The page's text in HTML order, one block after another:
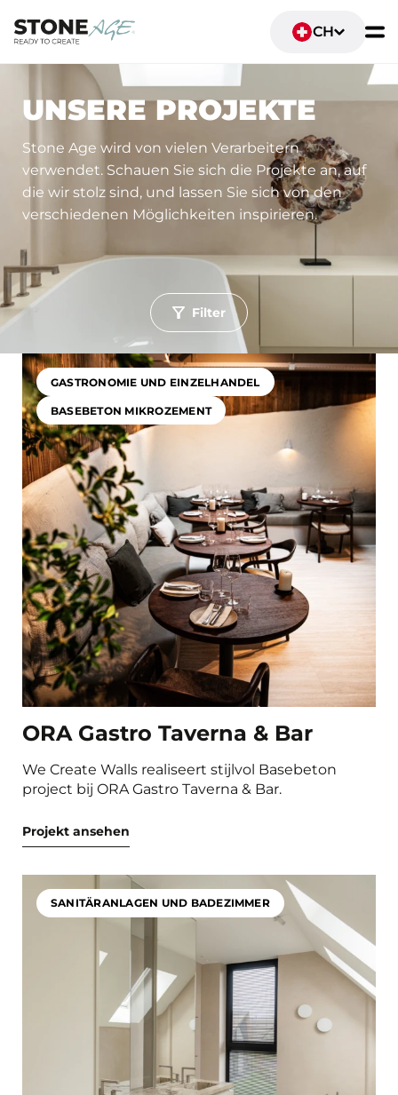
CH
UNSERE PROJEKTE
Stone Age wird von vielen Verarbeitern
verwendet. Schauen Sie sich die Projekte an, auf
die wir stolz sind, und lassen Sie sich von den
verschiedenen Möglichkeiten inspirieren.
Filter
Wohn- und Lebensräume
Sanitäranlagen und Badezimmer
Gastronomie und Einzelhandel
Büro- und Arbeitsräume
Fitness- und Sportbereiche
Product Basebeton Mikrozement
Albrolino
Natureplast
Concrada Microcement 2K
Oxidestuc
Sichtbeton
Beton Ciré
Carrodrain
GASTRONOMIE UND EINZELHANDEL
BASEBETON MIKROZEMENT
ORA Gastro Taverna & Bar
We Create Walls realiseert stijlvol Basebeton
project bij ORA Gastro Taverna & Bar.
Projekt ansehen
SANITÄRANLAGEN UND BADEZIMMER